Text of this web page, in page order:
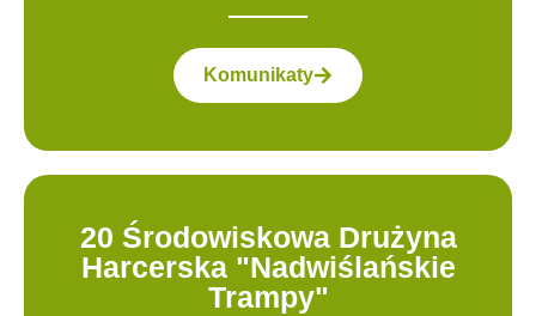
Komunikaty
20 Środowiskowa Drużyna
Harcerska "Nadwiślańskie
Trampy"